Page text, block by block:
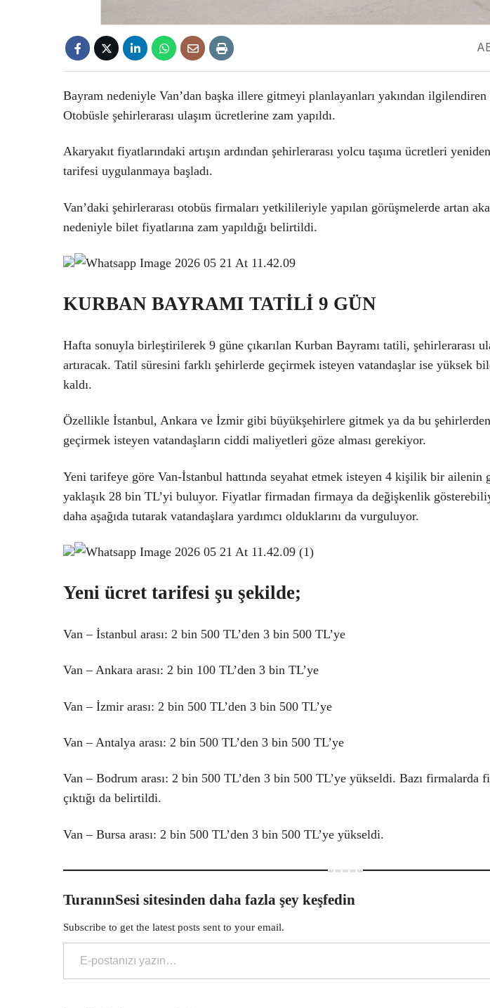
Bayram nedeniyle Van’dan başka illere gitmeyi planlayanları yakından ilgilendiren
Otobüsle şehirlerarası ulaşım ücretlerine zam yapıldı.
Akaryakıt fiyatlarındaki artışın ardından şehirlerarası yolcu taşıma ücretleri
tarifesi uygulanmaya başladı.
Van’daki şehirlerarası otobüs firmaları yetkilileriyle yapılan görüşmelerde artan
nedeniyle bilet fiyatlarına zam yapıldığı belirtildi.
KURBAN BAYRAMI TATİLİ 9 GÜN
Hafta sonuyla birleştirilerek 9 güne çıkarılan Kurban Bayramı tatili, şehirlerarası
artıracak. Tatil süresini farklı şehirlerde geçirmek isteyen vatandaşlar ise yüksek
kaldı.
Özellikle İstanbul, Ankara ve İzmir gibi büyükşehirlere gitmek ya da bu şehirlerden
geçirmek isteyen vatandaşların ciddi maliyetleri göze alması gerekiyor.
Yeni tarifeye göre Van-İstanbul hattında seyahat etmek isteyen 4 kişilik bir ailenin
yaklaşık 28 bin TL’yi buluyor. Fiyatlar firmadan firmaya da değişkenlik
daha aşağıda tutarak vatandaşlara yardımcı olduklarını da vurguluyor.
Yeni ücret tarifesi şu şekilde;
Van – İstanbul arası: 2 bin 500 TL’den 3 bin 500 TL’ye
Van – Ankara arası: 2 bin 100 TL’den 3 bin TL’ye
Van – İzmir arası: 2 bin 500 TL’den 3 bin 500 TL’ye
Van – Antalya arası: 2 bin 500 TL’den 3 bin 500 TL’ye
Van – Bodrum arası: 2 bin 500 TL’den 3 bin 500 TL’ye yükseldi. Bazı firmalarda
çıktığı da belirtildi.
Van – Bursa arası: 2 bin 500 TL’den 3 bin 500 TL’ye yükseldi.
TuranınSesi sitesinden daha fazla şey keşfedin
Subscribe to get the latest posts sent to your email.
E-postanızı yazın…